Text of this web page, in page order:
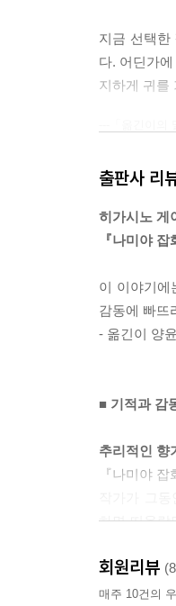
지금 선택한
다. 어딘가
지하게 귀를
출판사 리
히가시노 게
『나미야 잡
이 이야기
감동에 빠뜨
- 옮긴이 양
■ 기적과 감
추리적인 향
『나미야
하면 떠올랐
아무도 살지
회원리뷰
매주 10건의